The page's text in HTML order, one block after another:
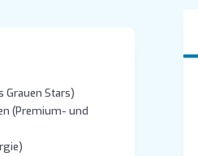
Grauen Stars)
(Premium- und